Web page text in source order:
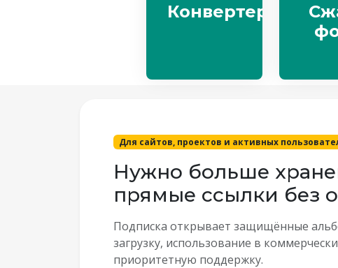
Конвертер
Для сайтов, проектов и активных
Нужно больше
прямые ссылки без
Подписка открывает защищённые
загрузку, использование в
приоритетную поддержку.